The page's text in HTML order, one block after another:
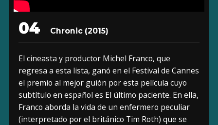
04 Chronic (2015)
El cineasta y productor Michel Franco, que
regresa a esta lista, ganó en el Festival de Cannes
el premio al mejor guión por esta película cuyo
subtítulo en español es El último paciente. En ella,
Franco aborda la vida de un enfermero peculiar
(interpretado por el británico Tim Roth) que se